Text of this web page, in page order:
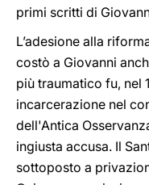
primi scritti di
L’adesione alla
costò a Giovanni
più traumatico fu, nel
incarcerazione nel
dell'Antica
ingiusta accusa. Il
sottoposto a